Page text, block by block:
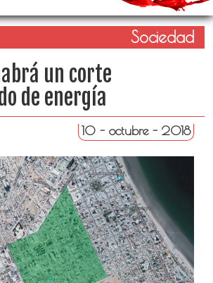
Sociedad
un corte
de energía
10 - octubre - 2018